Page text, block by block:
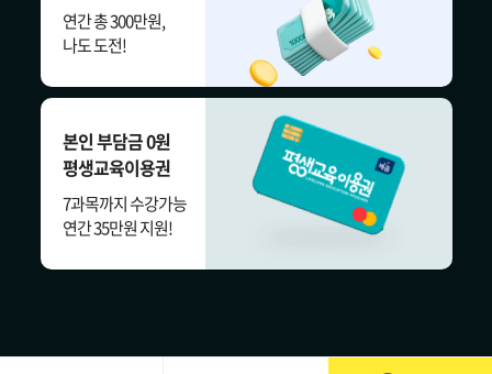
연간 총 300만원,
나도 도전!
본인 부담금 0원
평생교육이용권
7과목까지 수강가능
연간 35만원 지원!